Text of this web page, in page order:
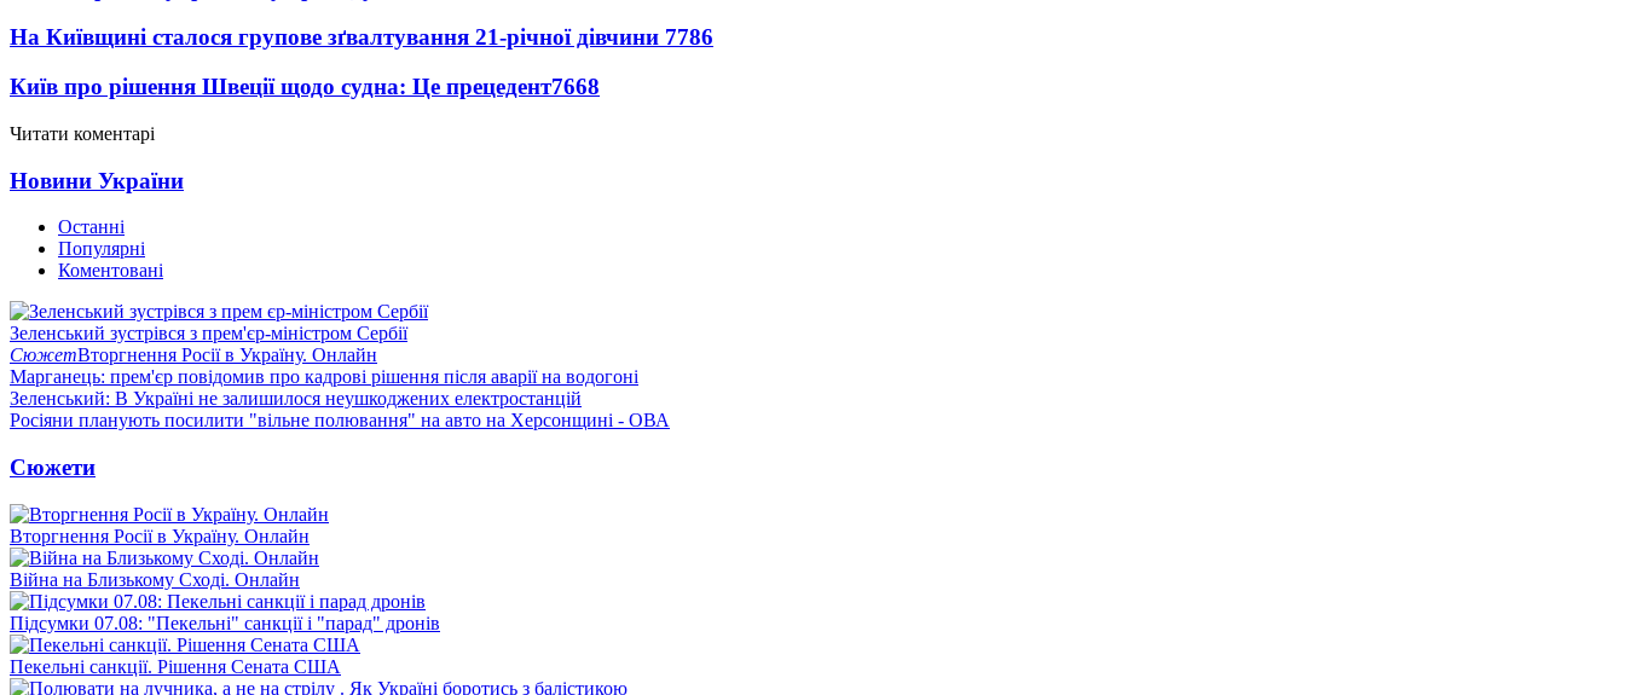
На Київщині сталося групове зґвалтування 21-річної дівчини 7786
Київ про рішення Швеції щодо судна: Це прецедент7668
Читати коментарі
Новини України
Останні
Популярні
Коментовані
Зеленський зустрівся з прем'єр-міністром Сербії
СюжетВторгнення Росії в Україну. Онлайн
Марганець: прем'єр повідомив про кадрові рішення після аварії на водогоні
Зеленський: В Україні не залишилося неушкоджених електростанцій
Росіяни планують посилити "вільне полювання" на авто на Херсонщині - ОВА
Сюжети
Вторгнення Росії в Україну. Онлайн
Війна на Близькому Сході. Онлайн
Підсумки 07.08: "Пекельні" санкції і "парад" дронів
Пекельні санкції. Рішення Сената США